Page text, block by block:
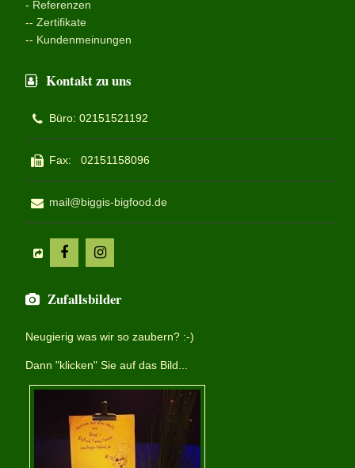
- Referenzen
--Zertifikate
-- Kundenmeinungen
Kontakt zu uns
Büro: 02151521192
Fax: 02151158096
mail@biggis-bigfood.de
Zufallsbilder
Neugierig was wir so zaubern? :-)
Dann "klicken" Sie auf das Bild...